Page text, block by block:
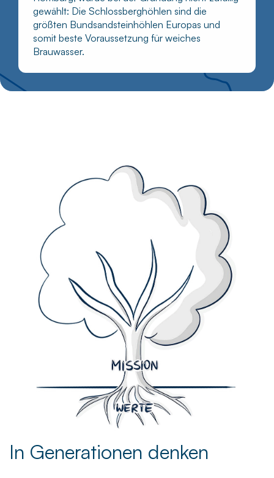
gewählt: Die Schlossberghöhlen sind die
größten Bundsandsteinhöhlen Europas und
somit beste Voraussetzung für weiches
Brauwasser.
In Generationen denken